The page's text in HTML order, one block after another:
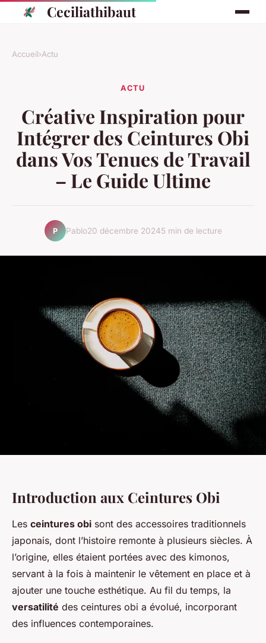
Ceciliathibaut
Accueil›Actu
ACTU
Créative Inspiration pour
Intégrer des Ceintures Obi
dans Vos Tenues de Travail
– Le Guide Ultime
P Pablo20 décembre 20245 min de lecture
Introduction aux Ceintures Obi
Les ceintures obi sont des accessoires traditionnels
japonais, dont l’histoire remonte à plusieurs siècles. À
l’origine, elles étaient portées avec des kimonos,
servant à la fois à maintenir le vêtement en place et à
ajouter une touche esthétique. Au fil du temps, la
versatilité des ceintures obi a évolué, incorporant
des influences contemporaines.